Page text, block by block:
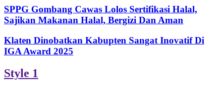
SPPG Gombang Cawas Lolos Sertifikasi Halal,
Sajikan Makanan Halal, Bergizi Dan Aman
Klaten Dinobatkan Kabupten Sangat Inovatif Di
IGA Award 2025
Style 1